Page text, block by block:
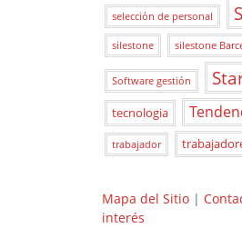
selección de personal
silestone silestone
Software gestión
tecnologia
trabajador
Mapa del Sitio|
interés